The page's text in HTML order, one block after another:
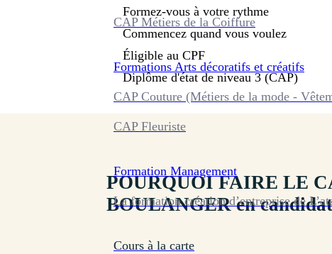
CAP Métiers de la Coiffure
Formations Arts décoratifs et créatifs
CAP Couture (Métiers de la mode -
CAP Fleuriste
Formation Management
La formation création d’entreprise de
Cours à la carte
Formez-vous à votre rythme
Commencez quand vous voulez
Éligible au CPF
Diplôme d'état de niveau 3 (CAP)
POURQUOI FAIRE LE
BOULANGER en